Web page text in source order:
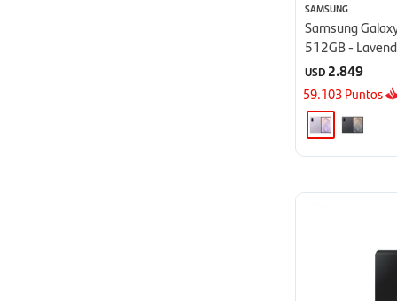
SAMSUNG
Samsung
512GB -
USD2.849
59.103Puntos